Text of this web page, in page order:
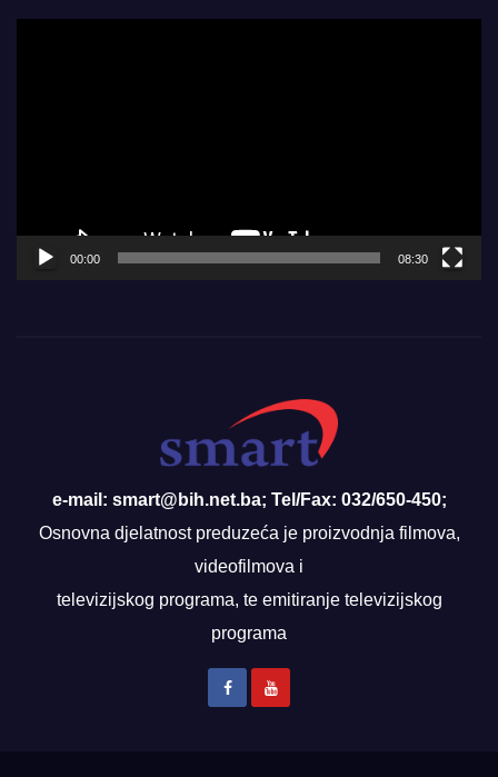
00:00 08:30
e-mail: smart@bih.net.ba; Tel/Fax: 032/650-450;
Osnovna djelatnost preduzeća je proizvodnja filmova,
videofilmova i
televizijskog programa, te emitiranje televizijskog
programa